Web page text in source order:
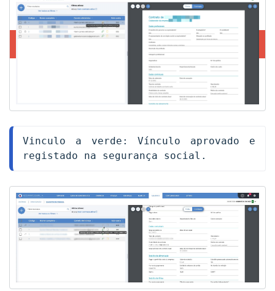
Vinculo a verde: Vínculo aprovado e
registado na segurança social.